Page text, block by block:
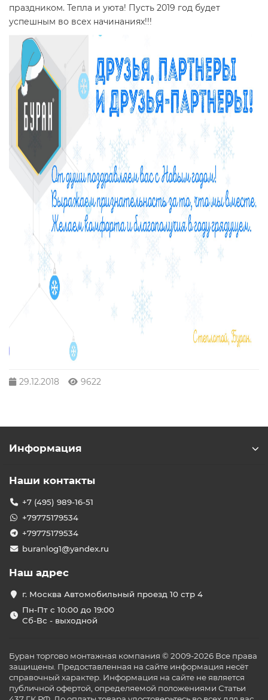
праздником. Тепла и уюта! Пусть 2019 год будет
успешным во всех начинаниях!!!
29.12.2018 9622
Информация
Наши контакты
+7 (495) 989-16-51
+79775179534
+79775179534
buranlog1@yandex.ru
Наш адрес
г. Москва Автомобильный проезд 10 стр 4
Пн-Пт с 10:00 до 19:00
Сб-Вс - выходной
Буран торгово монтажная компания © 2009-2026 Все права
защищены. Предоставленная на сайте информация несёт
справочный характер. Информация на сайте не является
публичной офертой, определяемой положениями Статьи